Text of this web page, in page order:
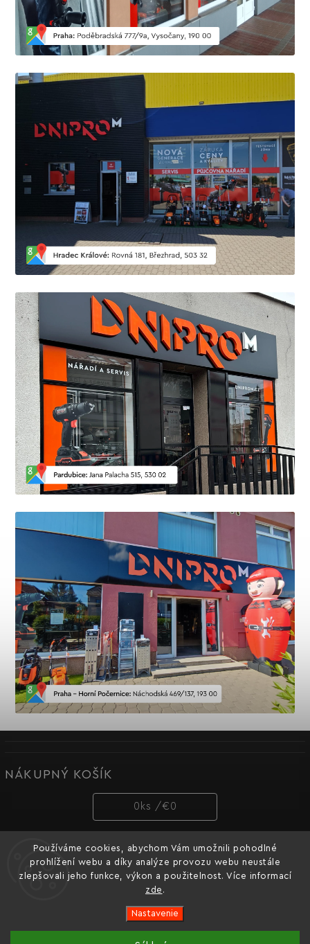
Používáme cookies, abychom Vám umožnili pohodlné
prohlížení webu a díky analýze provozu webu neustále
zlepšovali jeho funkce, výkon a použitelnost. Více informací
zde .
Nastavenie
NÁKUPNÝ KOŠÍK
0 ks /€0
PRIJÍMAME ONLINE PLATBY